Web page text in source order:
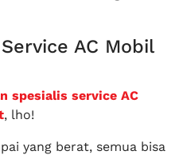
AC Mobil
spesialis service AC
, lho!
yang berat, semua bisa